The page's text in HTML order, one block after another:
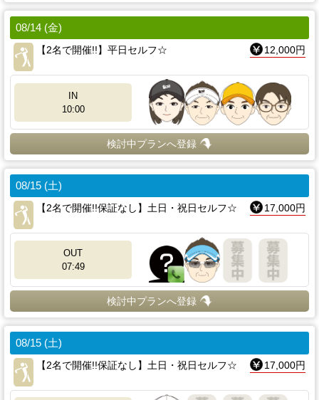
08/14 (金)
【2名で開催!!】平日セルフ☆
12,000円
IN
10:00
検討中プランへ登録
08/15 (土)
【2名で開催!!保証なし】土日・祝日セルフ☆
17,000円
OUT
07:49
検討中プランへ登録
08/15 (土)
【2名で開催!!保証なし】土日・祝日セルフ☆
17,000円